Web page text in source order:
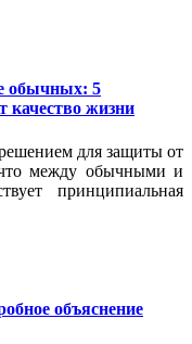
обычных: 5
жизни
для защиты от
между обычными и
принципиальная
объяснение